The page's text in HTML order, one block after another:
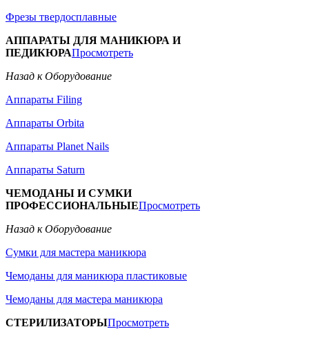
Фрезы твердосплавные
АППАРАТЫ ДЛЯ МАНИКЮРА И
ПЕДИКЮРАПросмотреть
Назад к Оборудование
Аппараты Filing
Аппараты Orbita
Аппараты Planet Nails
Аппараты Saturn
ЧЕМОДАНЫ И СУМКИ
ПРОФЕССИОНАЛЬНЫЕПросмотреть
Назад к Оборудование
Сумки для мастера маникюра
Чемоданы для маникюра пластиковые
Чемоданы для мастера маникюра
СТЕРИЛИЗАТОРЫПросмотреть